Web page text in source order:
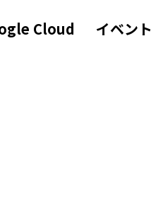
Cloud イベント